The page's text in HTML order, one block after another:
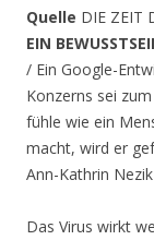
Quelle DIE ZEIT
EIN
/ Ein Google-
Konzerns sei
fühle wie ein
macht, wird er
Ann-Kathrin Nezik
Das Virus wirkt